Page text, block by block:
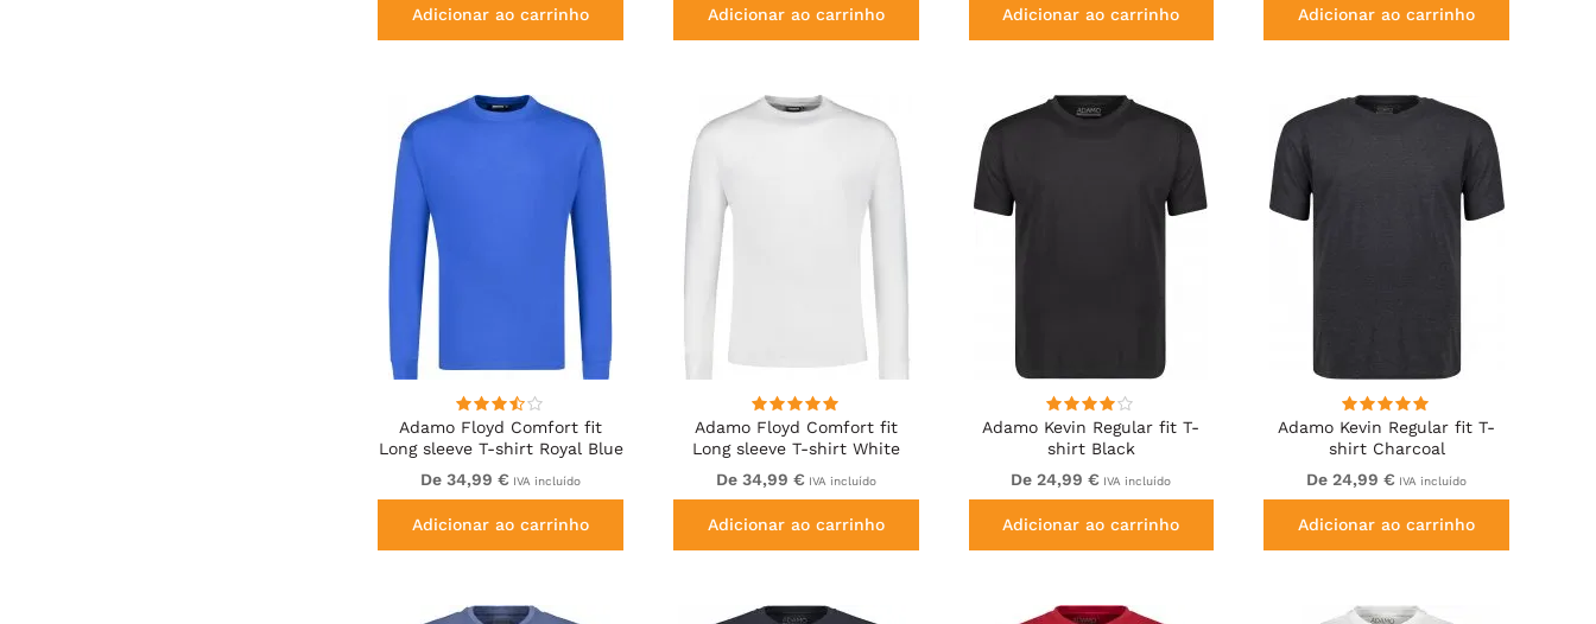
Adicionar ao carrinho Adicionar ao carrinho Adicionar ao carrinho Adicionar ao carrinho
Adamo Floyd Comfort fit
Long sleeve T-shirt Royal Blue
De 34,99 € IVA incluído
Adicionar ao carrinho
Adamo Floyd Comfort fit
Long sleeve T-shirt White
De 34,99 € IVA incluído
Adicionar ao carrinho
Adamo Kevin Regular fit T-
shirt Black
De 24,99 € IVA incluído
Adicionar ao carrinho
Adamo Kevin Regular fit T-
shirt Charcoal
De 24,99 € IVA incluído
Adicionar ao carrinho